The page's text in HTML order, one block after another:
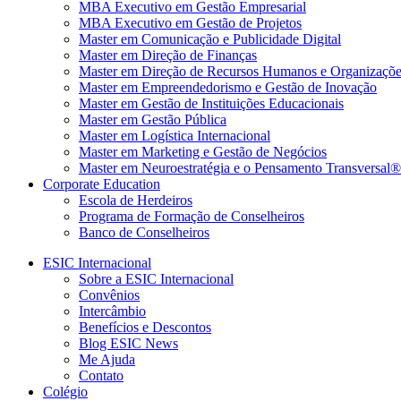
MBA Executivo em Gestão Empresarial
MBA Executivo em Gestão de Projetos
Master em Comunicação e Publicidade Digital
Master em Direção de Finanças
Master em Direção de Recursos Humanos e
Master em Empreendedorismo e Gestão de Inovação
Master em Gestão de Instituições Educacionais
Master em Gestão Pública
Master em Logística Internacional
Master em Marketing e Gestão de Negócios
Master em Neuroestratégia e o Pensamento Transversal®
Corporate Education
Escola de Herdeiros
Programa de Formação de Conselheiros
Banco de Conselheiros
ESIC Internacional
Sobre a ESIC Internacional
Convênios
Intercâmbio
Benefícios e Descontos
Blog ESIC News
Me Ajuda
Contato
Colégio